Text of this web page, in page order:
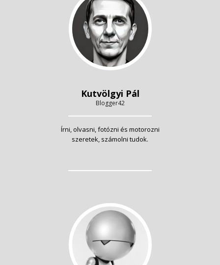
Kutvölgyi Pál
Blogger42
Írni, olvasni, fotózni és motorozni
szeretek, számolni tudok.